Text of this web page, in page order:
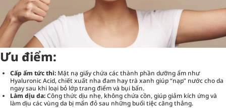
Ưu điểm:
Cấp ẩm tức thì: Mặt nạ giấy chứa các thành phần dưỡng ẩm như
Hyaluronic Acid, chiết xuất nha đam hay trà xanh giúp “nạp” nước cho da
ngay sau khi loại bỏ lớp trang điểm và bụi bẩn.
Làm dịu da:Công thức dịu nhẹ, không chứa cồn, giúp giảm kích ứng và
làm dịu các vùng da bị mẩn đỏ sau những buổi tiệc căng thẳng.